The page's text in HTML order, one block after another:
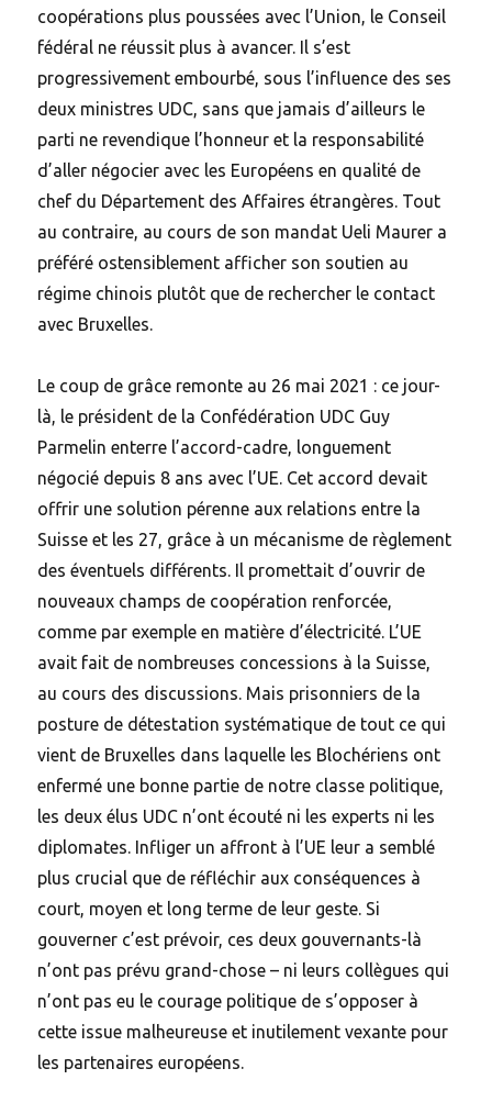
coopérations plus poussées avec l’Union, le Conseil
fédéral ne réussit plus à avancer. Il s’est
progressivement embourbé, sous l’influence des ses
deux ministres UDC, sans que jamais d’ailleurs le
parti ne revendique l’honneur et la responsabilité
d’aller négocier avec les Européens en qualité de
chef du Département des Affaires étrangères. Tout
au contraire, au cours de son mandat Ueli Maurer a
préféré ostensiblement afficher son soutien au
régime chinois plutôt que de rechercher le contact
avec Bruxelles.
Le coup de grâce remonte au 26 mai 2021 : ce jour-
là, le président de la Confédération UDC Guy
Parmelin enterre l’accord-cadre, longuement
négocié depuis 8 ans avec l’UE. Cet accord devait
offrir une solution pérenne aux relations entre la
Suisse et les 27, grâce à un mécanisme de règlement
des éventuels différents. Il promettait d’ouvrir de
nouveaux champs de coopération renforcée,
comme par exemple en matière d’électricité. L’UE
avait fait de nombreuses concessions à la Suisse,
au cours des discussions. Mais prisonniers de la
posture de détestation systématique de tout ce qui
vient de Bruxelles dans laquelle les Blochériens ont
enfermé une bonne partie de notre classe politique,
les deux élus UDC n’ont écouté ni les experts ni les
diplomates. Infliger un affront à l’UE leur a semblé
plus crucial que de réfléchir aux conséquences à
court, moyen et long terme de leur geste. Si
gouverner c’est prévoir, ces deux gouvernants-là
n’ont pas prévu grand-chose – ni leurs collègues qui
n’ont pas eu le courage politique de s’opposer à
cette issue malheureuse et inutilement vexante pour
les partenaires européens.